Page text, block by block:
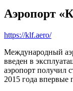
Аэропорт
https://klf.aero/
Международный
введен в
аэропорт получил
2015 года